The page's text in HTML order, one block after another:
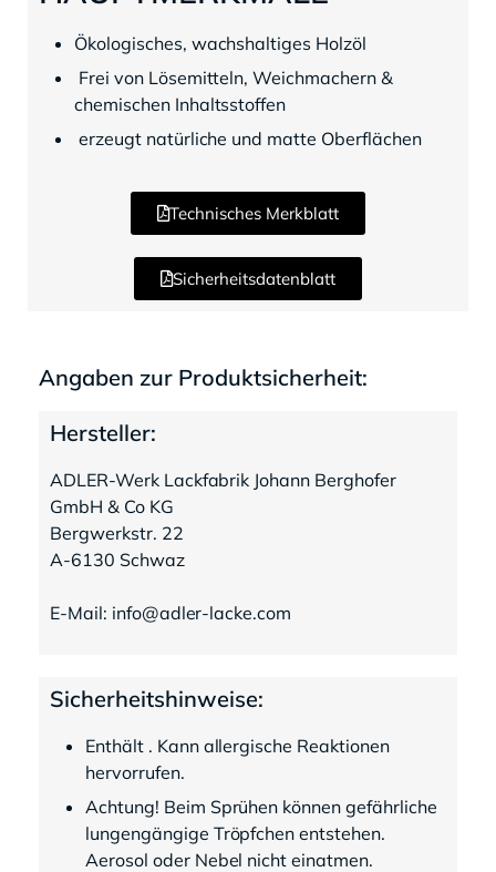
Ökologisches, wachshaltiges Holzöl
Frei von Lösemitteln, Weichmachern &
chemischen Inhaltsstoffen
erzeugt natürliche und matte Oberflächen
Technisches Merkblatt
Sicherheitsdatenblatt
Angaben zur Produktsicherheit:
Hersteller:
ADLER-Werk Lackfabrik Johann Berghofer
GmbH & Co KG
Bergwerkstr. 22
A-6130 Schwaz
E-Mail: info@adler-lacke.com
Sicherheitshinweise:
Enthält . Kann allergische Reaktionen
hervorrufen.
Achtung! Beim Sprühen können gefährliche
lungengängige Tröpfchen entstehen.
Aerosol oder Nebel nicht einatmen.